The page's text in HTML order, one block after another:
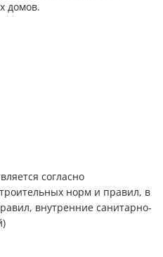
домов.
согласно
норм и правил, в
внутренние санитарно-